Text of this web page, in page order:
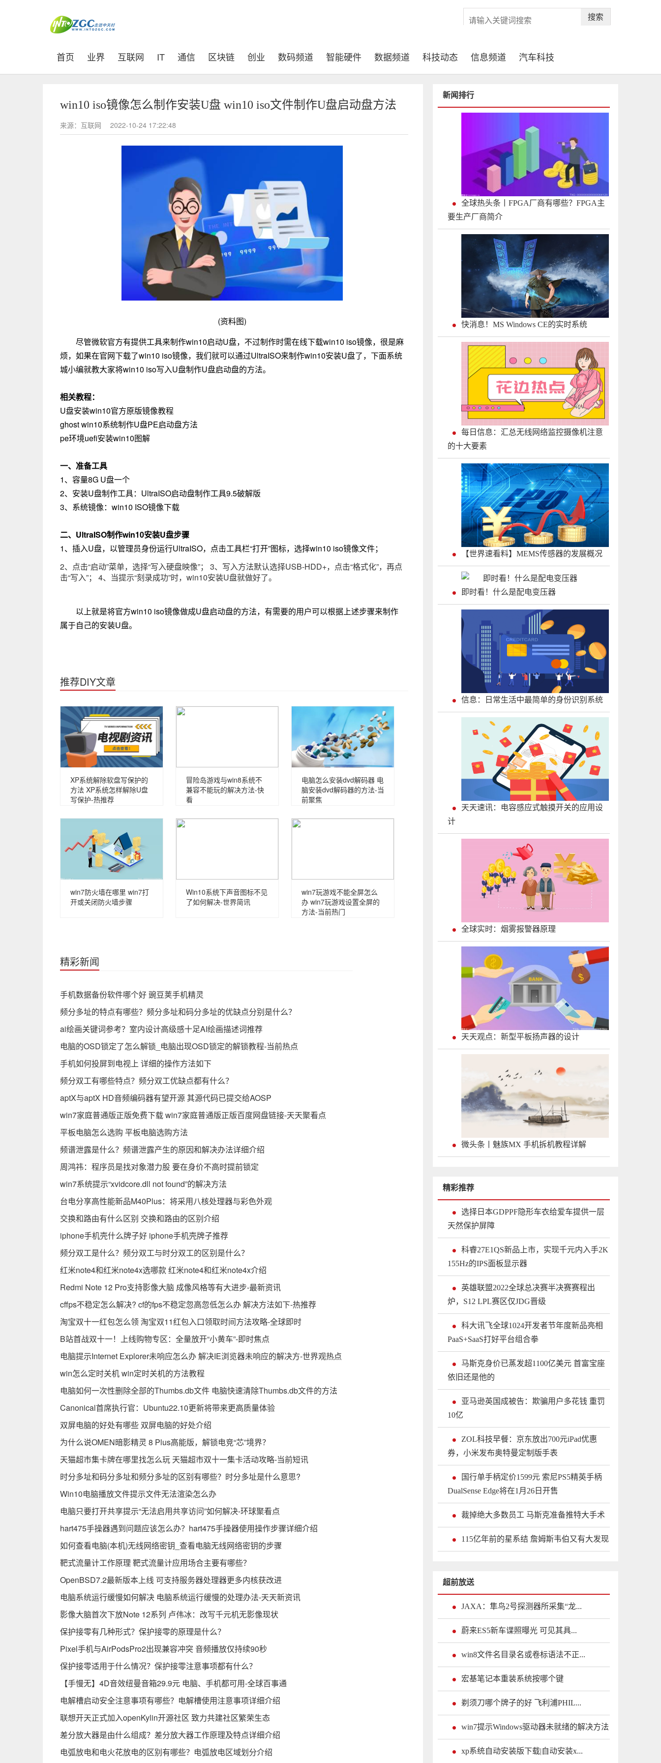
搜索
首页 (current)
业界 互联网 IT 通信 区块链 创业 数码频道 智能硬件 数据频道 科技动态 信息频道 汽车科技
win10 iso镜像怎么制作安装U盘 win10 iso文件制作U盘启动盘方法
来源：互联网 2022-10-24 17:22:48
(资料图)
尽管微软官方有提供工具来制作win10启动U盘，不过制作时需在线下载win10 iso镜像，很是麻
烦，如果在官网下载了win10 iso镜像，我们就可以通过UltraISO来制作win10安装U盘了，下面系统
城小编就教大家将win10 iso写入U盘制作U盘启动盘的方法。
相关教程：
U盘安装win10官方原版镜像教程
ghost win10系统制作U盘PE启动盘方法
pe环境uefi安装win10图解
一、准备工具
1、容量8G U盘一个
2、安装U盘制作工具：UltraISO启动盘制作工具9.5破解版
3、系统镜像：win10 ISO镜像下载
二、UltraISO制作win10安装U盘步骤
1、插入U盘，以管理员身份运行UltraISO，点击工具栏“打开”图标，选择win10 iso镜像文件；
2、点击“启动”菜单，选择“写入硬盘映像”； 3、写入方法默认选择USB-HDD+，点击“格式化”，再点
击“写入”； 4、当提示“刻录成功”时，win10安装U盘就做好了。
以上就是将官方win10 iso镜像做成U盘启动盘的方法，有需要的用户可以根据上述步骤来制作
属于自己的安装U盘。
推荐DIY文章
XP系统解除软盘写保护的
方法 XP系统怎样解除U盘
写保护-热推荐
冒险岛游戏与win8系统不
兼容不能玩的解决方法-快
看
电脑怎么安装dvd解码器 电
脑安装dvd解码器的方法-当
前聚焦
win7防火墙在哪里 win7打
开或关闭防火墙步骤
Win10系统下声音图标不见
了如何解决-世界简讯
win7玩游戏不能全屏怎么
办 win7玩游戏设置全屏的
方法-当前热门
精彩新闻
手机数据备份软件哪个好 豌豆荚手机精灵
频分多址的特点有哪些？频分多址和码分多址的优缺点分别是什么？
ai绘画关键词参考？室内设计高级感十足AI绘画描述词推荐
电脑的OSD锁定了怎么解锁_电脑出现OSD锁定的解锁教程-当前热点
手机如何投屏到电视上 详细的操作方法如下
频分双工有哪些特点？频分双工优缺点都有什么？
aptX与aptX HD音频编码器有望开源 其源代码已提交给AOSP
win7家庭普通版正版免费下载 win7家庭普通版正版百度网盘链接-天天聚看点
平板电脑怎么选购 平板电脑选购方法
频谱泄露是什么？频谱泄露产生的原因和解决办法详细介绍
周鸿祎：程序员是找对象潜力股 要在身价不高时提前锁定
win7系统提示“xvidcore.dll not found”的解决方法
台电分享高性能新品M40Plus：将采用八核处理器与彩色外观
交换和路由有什么区别 交换和路由的区别介绍
iphone手机壳什么牌子好 iphone手机壳牌子推荐
频分双工是什么？频分双工与时分双工的区别是什么？
红米note4和红米note4x选哪款 红米note4和红米note4x介绍
Redmi Note 12 Pro支持影像大脑 成像风格等有大进步-最新资讯
cffps不稳定怎么解决? cf的fps不稳定忽高忽低怎么办 解决方法如下-热推荐
淘宝双十一红包怎么领 淘宝双11红包入口领取时间方法攻略-全球即时
B站首战双十一！上线购物专区：全量放开“小黄车”-即时焦点
电脑提示Internet Explorer未响应怎么办 解决IE浏览器未响应的解决方-世界观热点
win怎么定时关机 win定时关机的方法教程
电脑如何一次性删除全部的Thumbs.db文件 电脑快速清除Thumbs.db文件的方法
Canonical首席执行官：Ubuntu22.10更新将带来更高质量体验
双屏电脑的好处有哪些 双屏电脑的好处介绍
为什么说OMEN暗影精灵 8 Plus高能版，解锁电竞“芯”境界？
天猫超市集卡牌在哪里找怎么玩 天猫超市双十一集卡活动攻略-当前短讯
时分多址和码分多址和频分多址的区别有哪些？时分多址是什么意思?
Win10电脑播放文件提示文件无法渲染怎么办
电脑只要打开共享提示“无法启用共享访问”如何解决-环球聚看点
hart475手操器遇到问题应该怎么办？hart475手操器使用操作步骤详细介绍
如何查看电脑(本机)无线网络密钥_查看电脑无线网络密钥的步骤
靶式流量计工作原理 靶式流量计应用场合主要有哪些？
OpenBSD7.2最新版本上线 可支持服务器处理器更多内核获改进
电脑系统运行缓慢如何解决 电脑系统运行缓慢的处理办法-天天新资讯
影像大脑首次下放Note 12系列 卢伟冰：改写千元机无影像现状
保护接零有几种形式？保护接零的原理是什么？
Pixel手机与AirPodsPro2出现兼容冲突 音频播放仅持续90秒
保护接零适用于什么情况？保护接零注意事项都有什么？
【手慢无】4D音效纽曼音箱29.9元 电脑、手机都可用-全球百事通
电解槽启动安全注意事项有哪些？电解槽使用注意事项详细介绍
联想开天正式加入openKylin开源社区 致力共建社区繁荣生态
差分放大器是由什么组成？差分放大器工作原理及特点详细介绍
电弧放电和电火花放电的区别有哪些？电弧放电区域划分介绍
新闻排行
全球热头条丨FPGA厂商有哪些？FPGA主
要生产厂商简介
快消息！MS Windows CE的实时系统
每日信息：汇总无线网络监控摄像机注意
的十大要素
【世界速看料】MEMS传感器的发展概况
即时看！什么是配电变压器
信息：日常生活中最简单的身份识别系统
天天速讯：电容感应式触摸开关的应用设
计
全球实时：烟雾报警器原理
天天观点：新型平板扬声器的设计
微头条丨魅族MX 手机拆机教程详解
精彩推荐
选择日本GDPPF隐形车衣给爱车提供一层
天然保护屏障
科睿27E1QS新品上市，实现千元内入手2K
155Hz的IPS面板显示器
英雄联盟2022全球总决赛半决赛赛程出
炉，S12 LPL赛区仅JDG晋级
科大讯飞全球1024开发者节年度新品亮相
PaaS+SaaS打好平台组合拳
马斯克身价已蒸发超1100亿美元 首富宝座
依旧还是他的
亚马逊英国成被告：欺骗用户多花钱 重罚
10亿
ZOL科技早餐：京东放出700元iPad优惠
券，小米发布奥特曼定制版手表
国行单手柄定价1599元 索尼PS5精英手柄
DualSense Edge将在1月26日开售
裁掉绝大多数员工 马斯克准备推特大手术
115亿年前的星系结 詹姆斯韦伯又有大发现
超前放送
JAXA：隼鸟2号探测器所采集“龙...
蔚来ES5新车谍照曝光 可见其具...
win8文件名目录名或卷标语法不正...
宏基笔记本重装系统按哪个键
剃须刀哪个牌子的好 飞利浦PHIL...
win7提示Windows驱动器未就绪的解决方法
xp系统自动安装版下载|自动安装x...